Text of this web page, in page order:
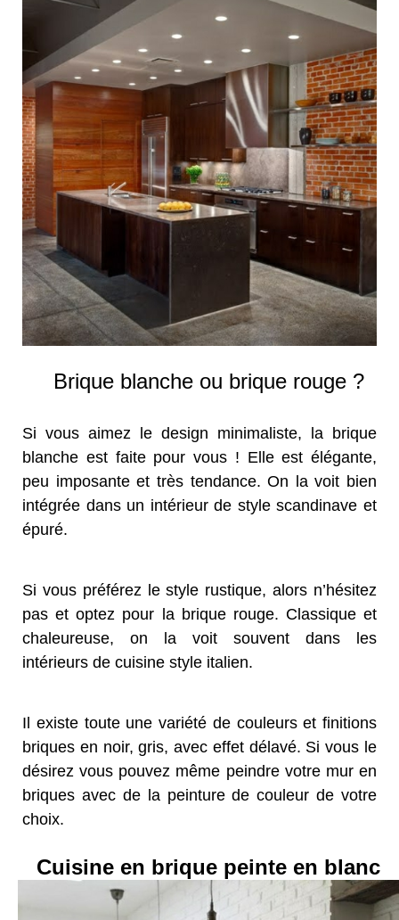
Brique blanche ou brique rouge ?
Si vous aimez le design minimaliste, la brique
blanche est faite pour vous ! Elle est élégante,
peu imposante et très tendance. On la voit bien
intégrée dans un intérieur de style scandinave et
épuré.
Si vous préférez le style rustique, alors n’hésitez
pas et optez pour la brique rouge. Classique et
chaleureuse, on la voit souvent dans les
intérieurs de cuisine style italien.
Il existe toute une variété de couleurs et finitions
briques en noir, gris, avec effet délavé. Si vous le
désirez vous pouvez même peindre votre mur en
briques avec de la peinture de couleur de votre
choix.
Cuisine en brique peinte en blanc